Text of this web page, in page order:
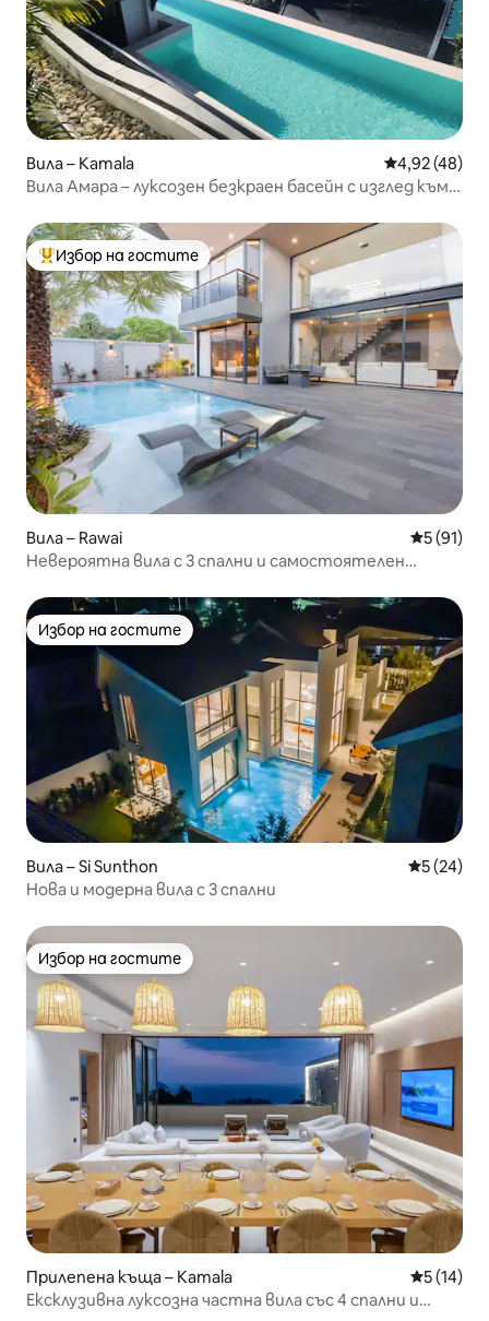
Вила – Kamala Средна
4,92 (48)
Вила Амара – луксозен безкраен басейн с изглед към
Най-популярен избор на гостите
Избор на гостите
Вила – Rawai Средна
5 (91)
Невероятна вила с 3 спални и самостоятелен
Избор на гостите
Избор на гостите
Вила – Si Sunthon Средна
5 (24)
Нова и модерна вила с 3 спални
Избор на гостите
Избор на гостите
Прилепена къща – Kamala Средна
5 (14)
Ексклузивна луксозна частна вила със 4 спални и